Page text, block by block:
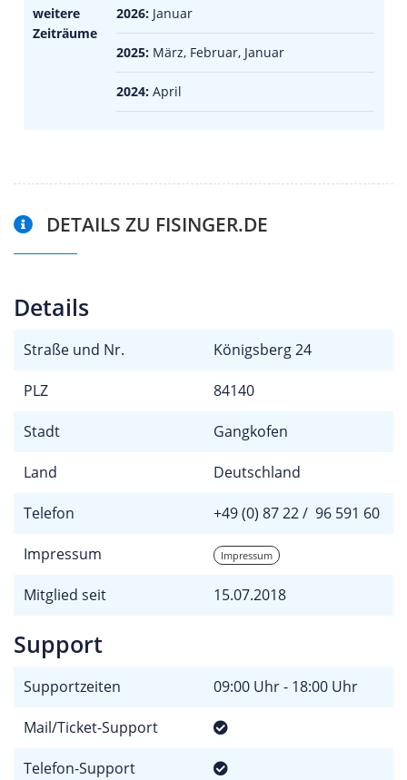
weitere
Zeiträume
2026: Januar
2025: März, Februar, Januar
2024: April
DETAILS ZU FISINGER.DE
Details
Straße und Nr. Königsberg 24
PLZ 84140
Stadt Gangkofen
Land Deutschland
Telefon +49 (0) 87 22 / 96 591 60
Impressum Impressum
Mitglied seit 15.07.2018
Support
Supportzeiten 09:00 Uhr - 18:00 Uhr
Mail/Ticket-Support
Telefon-Support